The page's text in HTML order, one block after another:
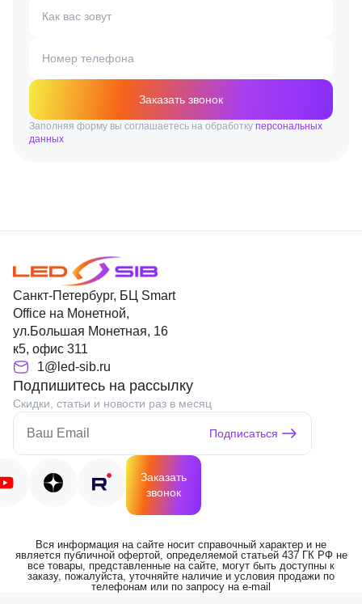
Как вас зовут
Номер телефона
Заказать звонок
Заполняя форму вы соглашаетесь на обработку персональных
данных
Санкт-Петербург, БЦ Smart
Office на Монетной,
ул.Большая Монетная, 16
к5, офис 311
1@led-sib.ru
Подпишитесь на рассылку
Скидки, статьи и новости раз в месяц
Подписаться
Заказать
звонок
Вся информация на сайте носит справочный характер и не
является публичной офертой, определяемой статьей 437 ГК РФ не
все товары, представленные на сайте, могут быть доступны к
заказу, пожалуйста, уточняйте наличие и условия продажи по
телефонам или по запросу на e-mail